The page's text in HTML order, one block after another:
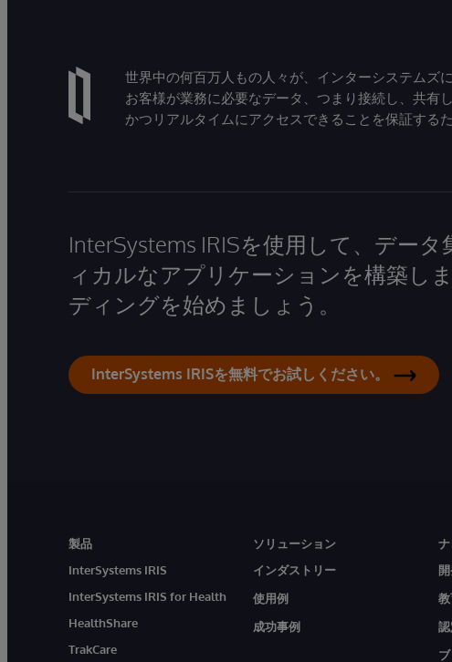
世界中の何百万人もの人々が、インターシステムズ
お客様が業務に必要なデータ、つまり接続し、共有
かつリアルタイムにアクセスできることを保証する
InterSystems IRISを使用して、デー
ィカルなアプリケーションを構築し
ディングを始めましょう。
InterSystems IRISを無料でお試しください。
製品
InterSystems IRIS
InterSystems IRIS for Health
HealthShare
TrakCare
ソリューション
インダストリー
使用例
成功事例